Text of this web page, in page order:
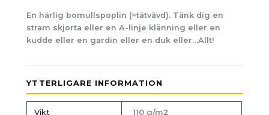
En härlig bomullspoplin (=tätvävd). Tänk dig en
stram skjorta eller en A-linje klänning eller en
kudde eller en gardin eller en duk eller…Allt!
YTTERLIGARE INFORMATION
Vikt 110 g/m2